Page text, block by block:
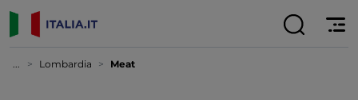
... Lombardia Meat